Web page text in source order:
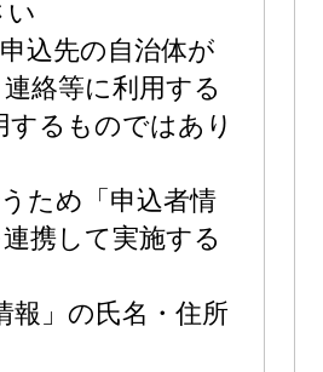
込先の自治体が
絡等に利用する
するものではあり
ため「申込者情
携して実施する
報」の氏名・住所